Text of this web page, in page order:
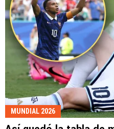
MUNDIAL 2026